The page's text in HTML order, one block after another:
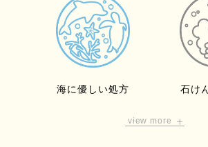
クダンのウッディな香りが加わり、上
香り。
※6 カニナバラ果実油 ※7 ダマスクスバラ花油
海に優しい処方 石け
石けんオフ可能で、生後6ヶ月から家
view more